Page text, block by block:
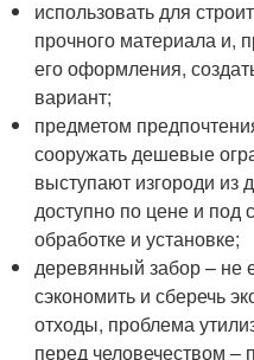
использовать для
прочного материала и,
его оформления,
вариант;
предметом
сооружать дешевые
выступают изгороди из
доступно по цене и под
обработке и установке;
деревянный забор – не
сэкономить и сберечь
отходы, проблема
перед человечеством